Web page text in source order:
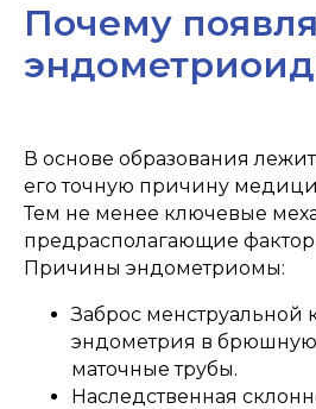
Почему
В основе образования
его точную причину
Тем не менее ключевые
предрасполагающие
Причины эндометриомы:
Заброс менструальной
эндометрия в брюшную
маточные трубы.
Наследственная